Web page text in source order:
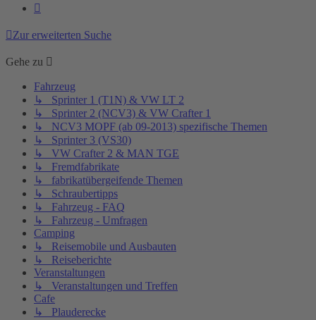
Zur erweiterten Suche
Gehe zu
Fahrzeug
↳ Sprinter 1 (T1N) & VW LT 2
↳ Sprinter 2 (NCV3) & VW Crafter 1
↳ NCV3 MOPF (ab 09-2013) spezifische Themen
↳ Sprinter 3 (VS30)
↳ VW Crafter 2 & MAN TGE
↳ Fremdfabrikate
↳ fabrikatübergeifende Themen
↳ Schraubertipps
↳ Fahrzeug - FAQ
↳ Fahrzeug - Umfragen
Camping
↳ Reisemobile und Ausbauten
↳ Reiseberichte
Veranstaltungen
↳ Veranstaltungen und Treffen
Cafe
↳ Plauderecke